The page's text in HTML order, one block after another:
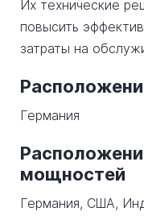
Их технические
повысить
затраты на
Германия
мощностей
Германия, США,